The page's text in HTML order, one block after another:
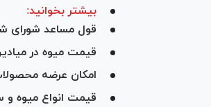
بیشتر بخوانید:
قول مساعد شورای
قیمت میوه در میادین میوه و تره‌بار ۵۱
امکان عرضه
قیمت انواع میوه و